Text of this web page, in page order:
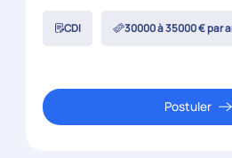
CDI 30000 à 35000 € par
Postuler